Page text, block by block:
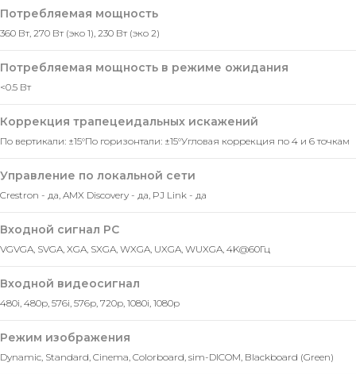
Потребляемая мощность
360 Вт, 270 Вт (эко 1), 230 Вт (эко 2)
Потребляемая мощность в режиме ожидания
<0.5 Вт
Коррекция трапецеидальных искажений
По вертикали: ±15°По горизонтали: ±15°Угловая коррекция по 4 и 6 точкам
Управление по локальной сети
Crestron - да, AMX Discovery - да, PJ Link - да
Входной сигнал PC
VGVGA, SVGA, XGA, SXGA, WXGA, UXGA, WUXGA, 4K@60Гц
Входной видеосигнал
480i, 480p, 576i, 576p, 720p, 1080i, 1080p
Режим изображения
Dynamic, Standard, Cinema, Colorboard, sim-DICOM, Blackboard (Green)
+7
Оставить заявку
Мы свяжемся с вами в ближайшее